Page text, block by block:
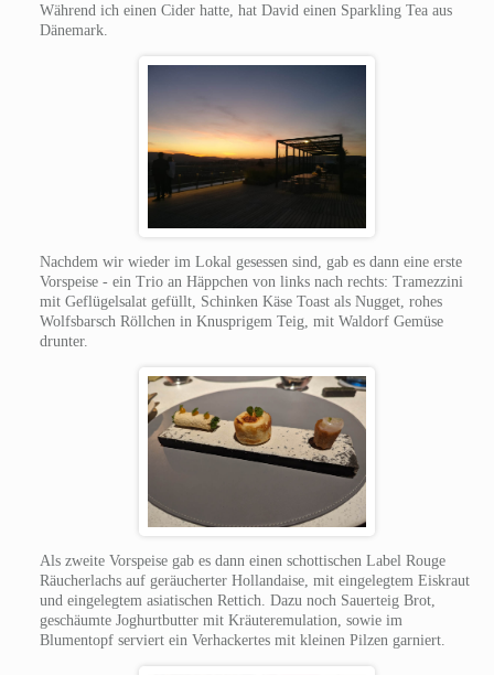
Während ich einen Cider hatte, hat David einen Sparkling Tea aus
Dänemark.
Nachdem wir wieder im Lokal gesessen sind, gab es dann eine erste
Vorspeise - ein Trio an Häppchen von links nach rechts: Tramezzini
mit Geflügelsalat gefüllt, Schinken Käse Toast als Nugget, rohes
Wolfsbarsch Röllchen in Knusprigem Teig, mit Waldorf Gemüse
drunter.
Als zweite Vorspeise gab es dann einen schottischen Label Rouge
Räucherlachs auf geräucherter Hollandaise, mit eingelegtem Eiskraut
und eingelegtem asiatischen Rettich. Dazu noch Sauerteig Brot,
geschäumte Joghurtbutter mit Kräuteremulation, sowie im
Blumentopf serviert ein Verhackertes mit kleinen Pilzen garniert.